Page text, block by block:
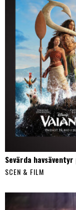
Sevärda havsäventyr
SCEN & FILM